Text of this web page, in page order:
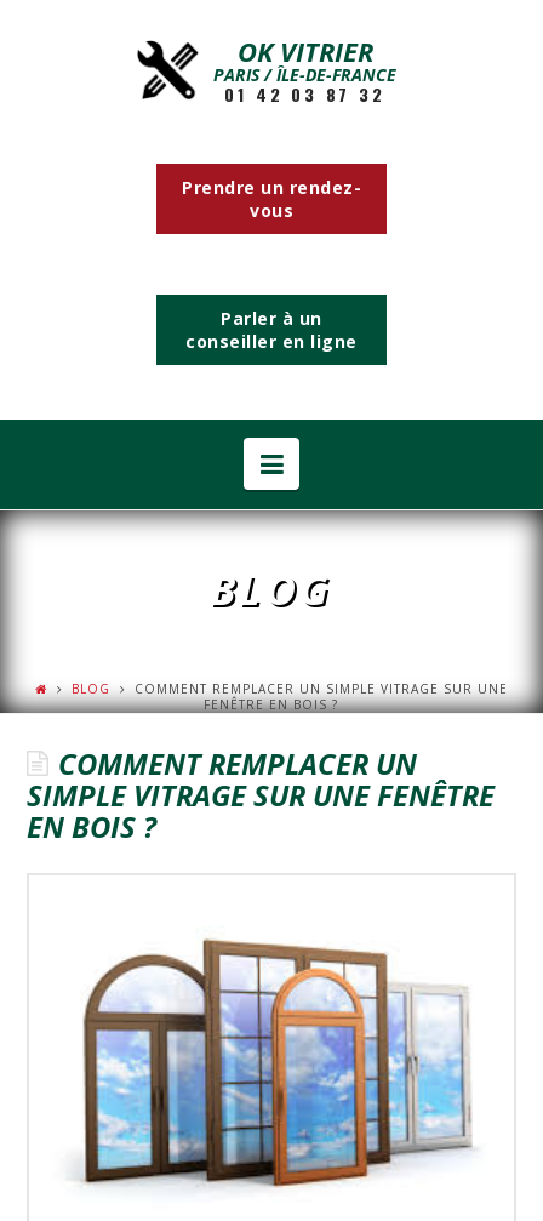
OK VITRIER
PARIS / ÎLE-DE-FRANCE
01 42 03 87 32
Prendre un rendez-
vous
Parler à un
conseiller en ligne
Navigation
BLOG
BLOG
COMMENT REMPLACER UN SIMPLE VITRAGE SUR UNE
FENÊTRE EN BOIS ?
COMMENT REMPLACER UN
SIMPLE VITRAGE SUR UNE FENÊTRE
EN BOIS ?